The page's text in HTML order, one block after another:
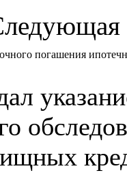
погашения